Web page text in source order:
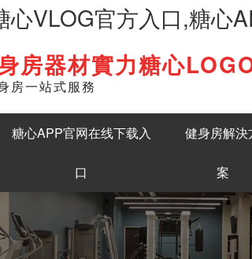
VLOG官方入口,糖心
房器材實力糖心
房一站式服務
糖心APP官网在线下载入
口
健身房解決
案